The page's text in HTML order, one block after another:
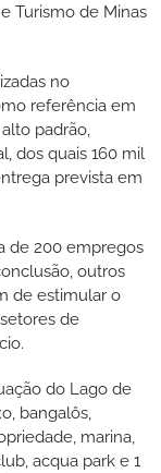
Turismo de Minas
no
referência em
padrão,
dos quais 160 mil
prevista em
de 200 empregos
outros
de estimular o
de
do Lago de
bangalôs,
marina,
acqua park e 1